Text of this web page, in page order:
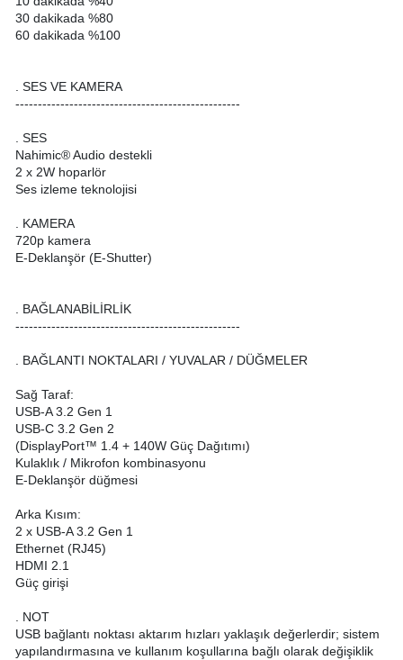
30 dakikada %80
60 dakikada %100
. SES VE KAMERA
--------------------------------------------------
. SES
Nahimic® Audio destekli
2 x 2W hoparlör
Ses izleme teknolojisi
. KAMERA
720p kamera
E-Deklanşör (E-Shutter)
. BAĞLANABİLİRLİK
--------------------------------------------------
. BAĞLANTI NOKTALARI / YUVALAR / DÜĞMELER
Sağ Taraf:
USB-A 3.2 Gen 1
USB-C 3.2 Gen 2
(DisplayPort™ 1.4 + 140W Güç Dağıtımı)
Kulaklık / Mikrofon kombinasyonu
E-Deklanşör düğmesi
Arka Kısım:
2 x USB-A 3.2 Gen 1
Ethernet (RJ45)
HDMI 2.1
Güç girişi
. NOT
USB bağlantı noktası aktarım hızları yaklaşık değerlerdir; sistem
yapılandırmasına ve kullanım koşullarına bağlı olarak değişiklik